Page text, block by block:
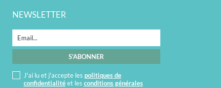
NEWSLETTER
J'ai lu et j'accepte les politiques de
confidentialitéet les conditions générales